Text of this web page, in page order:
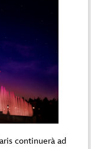
continuerà ad